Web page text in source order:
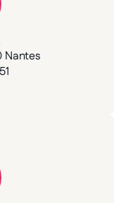
Nantes